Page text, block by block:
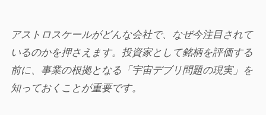
アストロスケールがどんな会社で、なぜ今注目されて
いるのかを押さえます。投資家として銘柄を評価する
前に、事業の根拠となる「宇宙デブリ問題の現実」を
知っておくことが重要です。